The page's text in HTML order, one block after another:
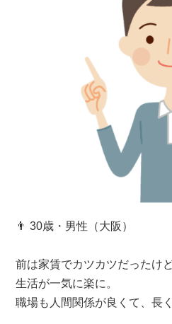
👨 30歳・男性（大阪）
前は家賃でカツカツだったけ
生活が一気に楽に。
職場も人間関係が良くて、長